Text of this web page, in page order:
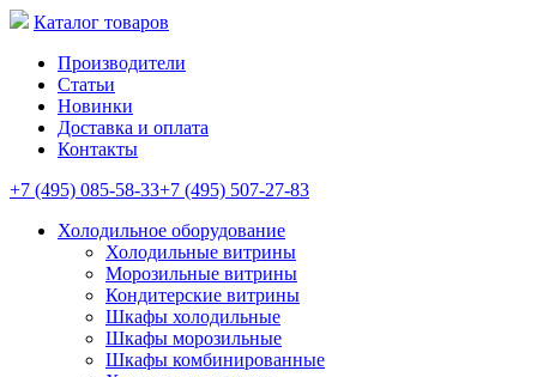
Каталог товаров
Производители
Статьи
Новинки
Доставка и оплата
Контакты
+7 (495) 085-58-33+7 (495) 507-27-83
Холодильное оборудование
Холодильные витрины
Морозильные витрины
Кондитерские витрины
Шкафы холодильные
Шкафы морозильные
Шкафы комбинированные